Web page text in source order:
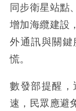
同步衛星站點
增加海纜建設
外通訊與關
慌。
數發部提醒
速，民眾應避